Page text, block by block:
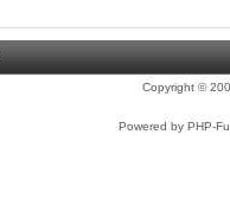
Copyright ©
Powered by PHP-